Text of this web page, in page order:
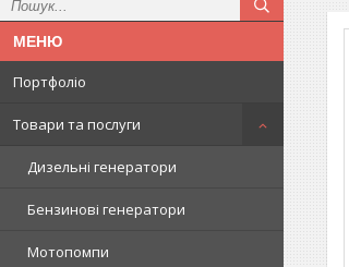
Портфоліо
Товари та послуги
Дизельні генератори
Бензинові генератори
Мотопомпи